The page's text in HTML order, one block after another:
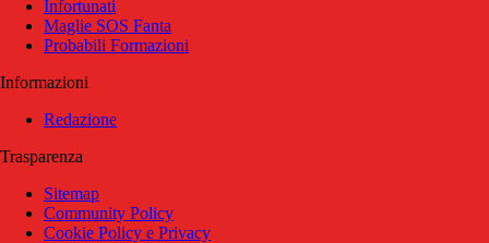
Infortunati
Maglie SOS Fanta
Probabili Formazioni
Informazioni
Redazione
Trasparenza
Sitemap
Community Policy
Cookie Policy e Privacy